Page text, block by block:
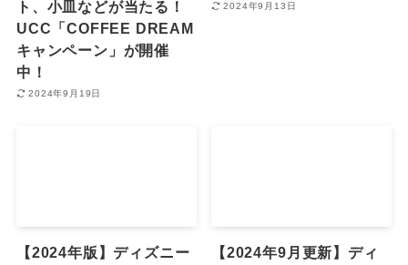
ト、小皿などが当たる！
UCC「COFFEE DREAM
キャンペーン」が開催
中！
2024年9月19日
2024年9月13日
【2024年版】ディズニー
【2024年9月更新】ディ